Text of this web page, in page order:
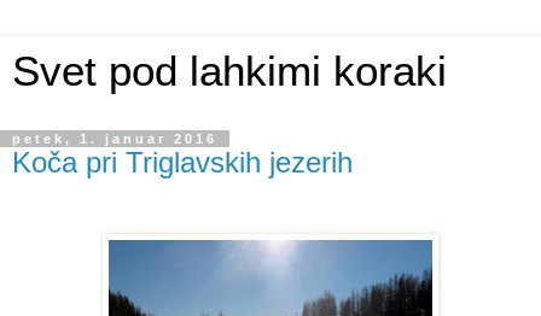
Svet pod lahkimi koraki
petek, 1. januar 2016
Koča pri Triglavskih jezerih